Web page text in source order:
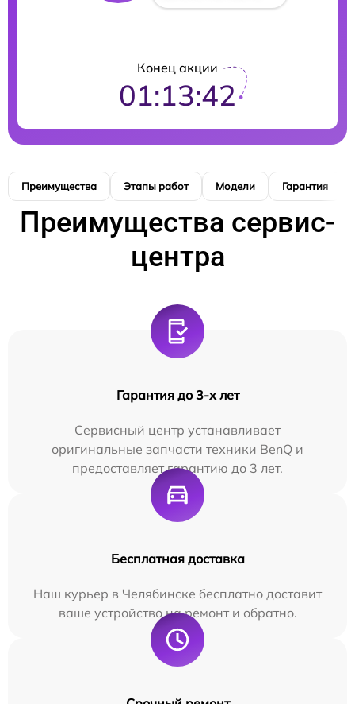
Конец акции
01:13:41
Преимущества Этапы работ Модели Гарантия
Преимущества сервис-
центра
Гарантия до 3-х лет
Сервисный центр устанавливает
оригинальные запчасти техники BenQ и
предоставляет гарантию до 3 лет.
Бесплатная доставка
Наш курьер в Челябинске бесплатно доставит
ваше устройство на ремонт и обратно.